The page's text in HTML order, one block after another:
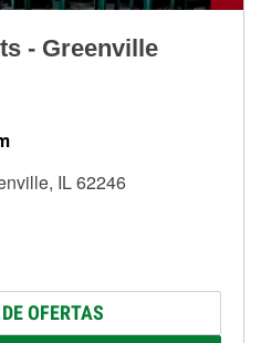
- Greenville
IL 62246
OFERTAS